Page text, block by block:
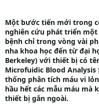
Một bước tiến mới trong
nghiên cứu phát triển
bệnh chỉ trong vòng vài
nha khoa học đến từ đại
Berkeley) với thiết bị có
Microfuidic Blood Analysis
thống phân tích máu vi
hầu hết các mẫu máu mà
thiết bị gắn ngoài.